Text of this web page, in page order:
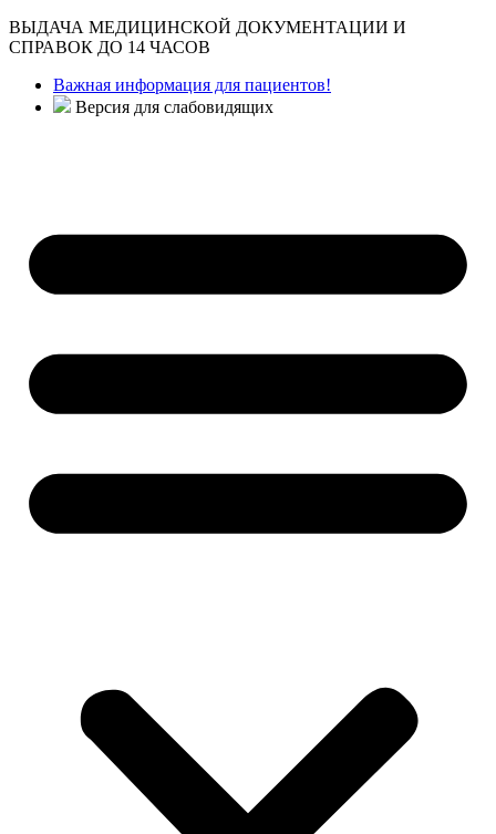
ВЫДАЧА МЕДИЦИНСКОЙ ДОКУМЕНТАЦИИ И
СПРАВОК ДО 14 ЧАСОВ
Важная информация для пациентов!
Версия для слабовидящих